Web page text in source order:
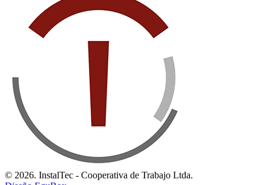
© 2026. InstalTec - Cooperativa de Trabajo Ltda.